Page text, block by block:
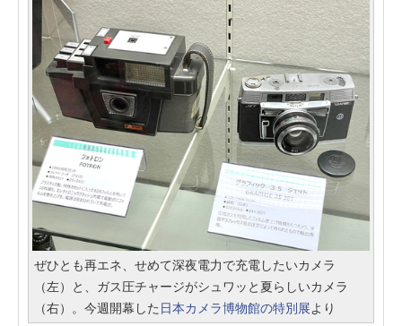
ぜひとも再エネ、せめて深夜電力で充電したいカメラ
（左）と、ガス圧チャージがシュワッと夏らしいカメラ
（右）。今週開幕した 日本カメラ博物館の特別展より